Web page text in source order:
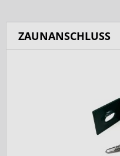
ZAUNANSCHLUSS